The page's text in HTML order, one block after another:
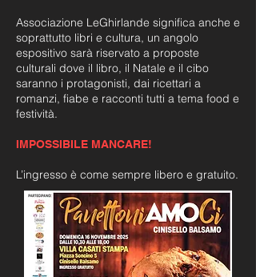
Associazione LeGhirlande significa anche e
soprattutto libri e cultura, un angolo
espositivo sarà riservato a proposte
culturali dove il libro, il Natale e il cibo
saranno i protagonisti, dai ricettari a
romanzi, fiabe e racconti tutti a tema food e
festività.
IMPOSSIBILE MANCARE!
L’ingresso è come sempre libero e gratuito.